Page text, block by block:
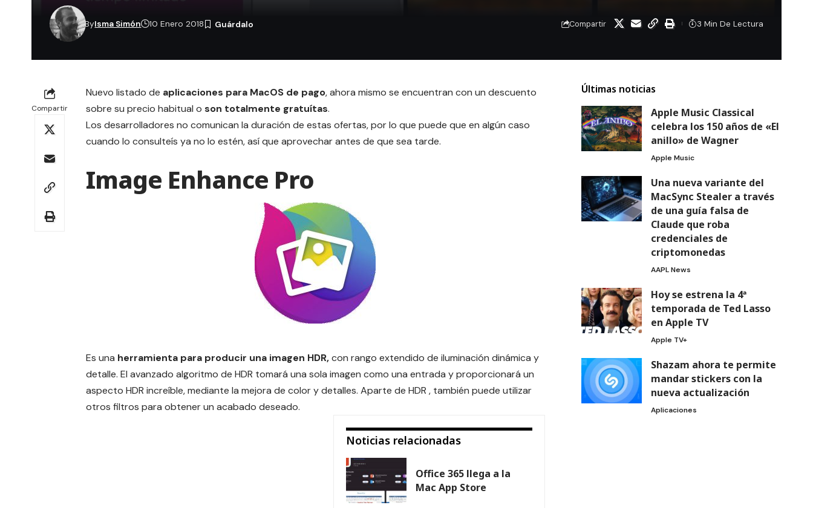
ByIsma Simón 10 Enero 2018 Compartir 3 Min De Lectura
Compartir
Nuevo listado de aplicaciones para MacOS de pago, ahora mismo se encuentran con un descuento
sobre su precio habitual o son totalmente gratuítas.
Los desarrolladores no comunican la duración de estas ofertas, por lo que puede que en algún caso
cuando lo consulteís ya no lo estén, así que aprovechar antes de que sea tarde.
Image Enhance Pro
Es una herramienta para producir una imagen HDR,con rango extendido de iluminación dinámica y
detalle. El avanzado algoritmo de HDR tomará una sola imagen como una entrada y proporcionará un
aspecto HDR increíble, mediante la mejora de color y detalles. Aparte de HDR , también puede utilizar
otros filtros para obtener un acabado deseado.
Noticias relacionadas
Office 365 llega a la
Mac App Store
Últimas noticias
Apple Music Classical
celebra los 150 años de «El
anillo» de Wagner
Apple Music
Una nueva variante del
MacSync Stealer a través
de una guía falsa de
Claude que roba
credenciales de
criptomonedas
AAPL News
Hoy se estrena la 4ª
temporada de Ted Lasso
en Apple TV
Apple TV+
Shazam ahora te permite
mandar stickers con la
nueva actualización
Aplicaciones